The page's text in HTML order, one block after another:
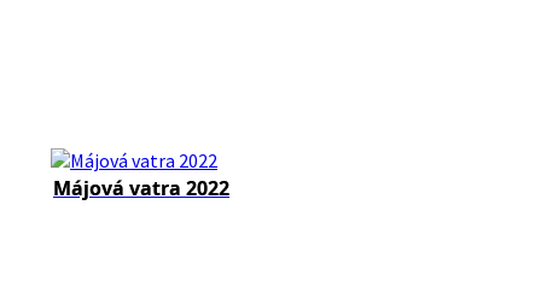
Májová vatra 2022